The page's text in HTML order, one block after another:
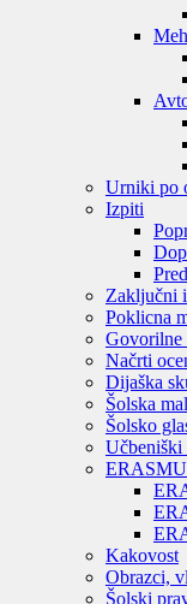
Urniki po
Izpiti
Zaključni
Poklicna
Govorilne
Načrti
Dijaška
Šolska
Šolsko
Učbeniški
Kakovost
Obrazci,
Šolski